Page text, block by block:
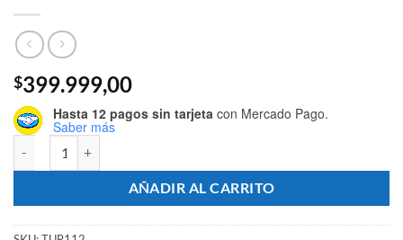
$399.999,00
Hasta 12 pagos sin tarjeta con Mercado Pago.
Saber más
AÑADIR AL CARRITO